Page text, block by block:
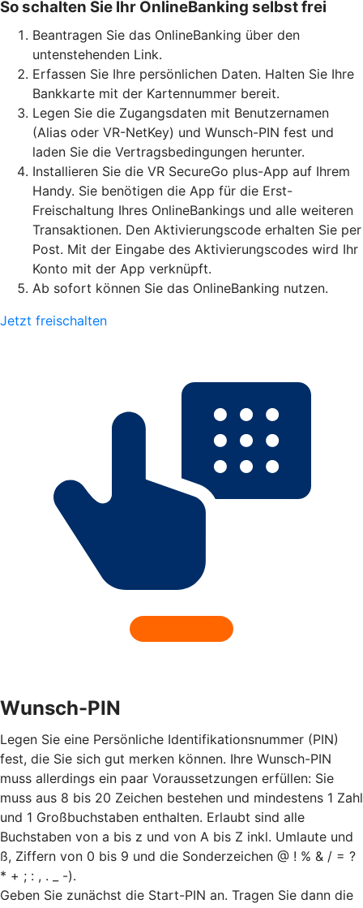
So schalten Sie Ihr OnlineBanking selbst frei
Beantragen Sie das OnlineBanking über den
untenstehenden Link.
Erfassen Sie Ihre persönlichen Daten. Halten Sie Ihre
Bankkarte mit der Kartennummer bereit.
Legen Sie die Zugangsdaten mit Benutzernamen
(Alias oder VR-NetKey) und Wunsch-PIN fest und
laden Sie die Vertragsbedingungen herunter.
Installieren Sie die VR SecureGo plus-App auf Ihrem
Handy. Sie benötigen die App für die Erst-
Freischaltung Ihres OnlineBankings und alle weiteren
Transaktionen. Den Aktivierungscode erhalten Sie per
Post. Mit der Eingabe des Aktivierungscodes wird Ihr
Konto mit der App verknüpft.
Ab sofort können Sie das OnlineBanking nutzen.
Jetzt freischalten
Wunsch-PIN
Legen Sie eine Persönliche Identifikationsnummer (PIN)
fest, die Sie sich gut merken können. Ihre Wunsch-PIN
muss allerdings ein paar Voraussetzungen erfüllen: Sie
muss aus 8 bis 20 Zeichen bestehen und mindestens 1 Zahl
und 1 Großbuchstaben enthalten. Erlaubt sind alle
Buchstaben von a bis z und von A bis Z inkl. Umlaute und
ß, Ziffern von 0 bis 9 und die Sonderzeichen @ ! % & / = ?
* + ; : , . _ -).
Geben Sie zunächst die Start-PIN an. Tragen Sie dann die